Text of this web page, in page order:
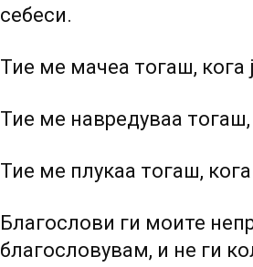
себеси.
Тие ме мачеа тогаш, кога
Тие ме навредуваа
Тие ме плукаа тогаш,
Благослови ги моите
благословувам, и не ги